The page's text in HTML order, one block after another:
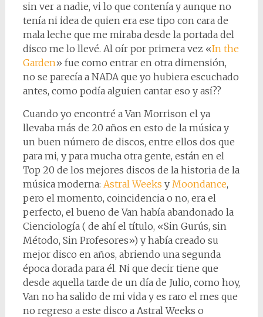
sin ver a nadie, vi lo que contenía y aunque no
tenía ni idea de quien era ese tipo con cara de
mala leche que me miraba desde la portada del
disco me lo llevé. Al oír por primera vez «In the
Garden» fue como entrar en otra dimensión,
no se parecía a NADA que yo hubiera escuchado
antes, como podía alguien cantar eso y así??
Cuando yo encontré a Van Morrison el ya
llevaba más de 20 años en esto de la música y
un buen número de discos, entre ellos dos que
para mi, y para mucha otra gente, están en el
Top 20 de los mejores discos de la historia de la
música moderna: Astral Weeks y Moondance,
pero el momento, coincidencia o no, era el
perfecto, el bueno de Van había abandonado la
Cienciología ( de ahí el título, «Sin Gurús, sin
Método, Sin Profesores») y había creado su
mejor disco en años, abriendo una segunda
época dorada para él. Ni que decir tiene que
desde aquella tarde de un día de Julio, como hoy,
Van no ha salido de mi vida y es raro el mes que
no regreso a este disco a Astral Weeks o